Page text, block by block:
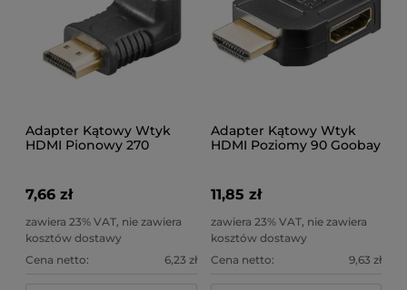
Adapter Kątowy Wtyk
HDMI Pionowy 270
7,66 zł
zawiera 23% VAT, nie zawiera
kosztów dostawy
Cena netto:
6,23 zł
Adapter Kątowy Wtyk
HDMI Poziomy 90 Goobay
11,85 zł
zawiera 23% VAT, nie zawiera
kosztów dostawy
Cena netto:
9,63 zł